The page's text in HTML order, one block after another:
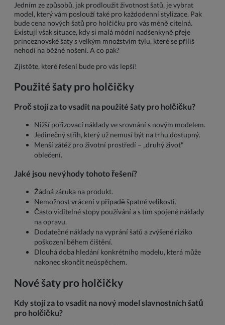
Jedním ze způsobů, jak prodloužit životnost šatů, je vybrat
model, který vám poslouží také pro každodenní stylizace. Pak
bude cena nových šatů pro holčičku pro vás méně citelná.
Existují však situace, kdy si malá módní nadšenkyně přeje
princeznovské šaty s velkým množstvím tylu, které se příliš
nehodí na běžné nošení. A co pak?
Zjistěte, které řešení bude pro vás lepší!
Použité šaty pro holčičky
Proč stojí za to vsadit na použité šaty pro holčičku?
Nižší pořizovací náklady ve srovnání s novým modelem.
Jedinečný střih, který už nemusí být na trhu dostupný.
Menší zátěž pro životní prostředí – „druhý život"
oblečení.
Jaké jsou nevýhody tohoto řešení?
Žádná záruka na produkt.
Nemožnost vrácení v případě špatné velikosti.
Často viditelné stopy používání a s tím spojené náklady
na opravu.
Dodatečné náklady na vyprání šatů a zvýšené riziko
poškození během čištění.
Dlouhá doba hledání konkrétního modelu, která může
nakonec skončit neúspěchem.
Nové šaty pro holčičky
Kdy stojí za to vsadit na nový model slavnostních šatů
pro holčičku?